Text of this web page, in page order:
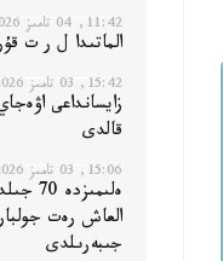
11:42, 04 تامىز 2026
الماتىدا ل ر ت
15:42, 03 تامىز 2026
زايسانداعى
قالدى
15:06, 03 تامىز 2026
العاش رەت
جىبەرىلدى